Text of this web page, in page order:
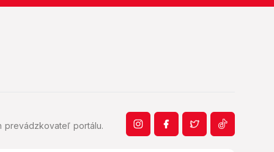
prevádzkovateľ portálu.